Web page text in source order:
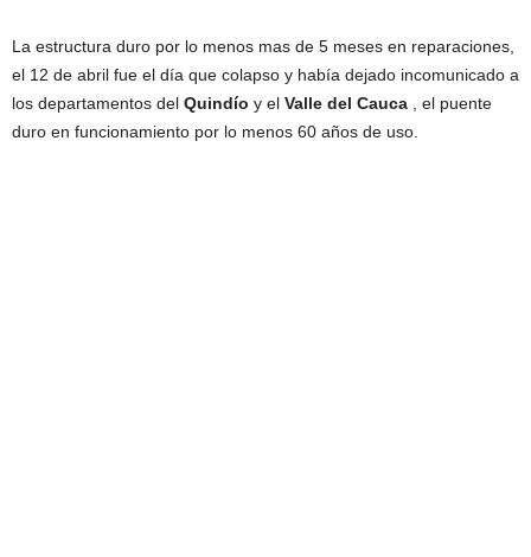
La estructura duro por lo menos mas de 5 meses en reparaciones,
el 12 de abril fue el día que colapso y había dejado incomunicado a
los departamentos del Quindío y el Valle del Cauca , el puente
duro en funcionamiento por lo menos 60 años de uso.